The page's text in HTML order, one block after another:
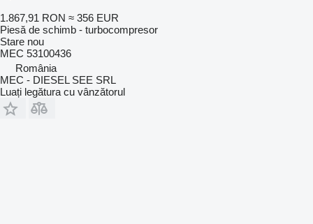
1.867,91 RON ≈ 356 EUR
Piesă de schimb - turbocompresor
Stare nou
MEC 53100436
România
MEC - DIESEL SEE SRL
Luați legătura cu vânzătorul